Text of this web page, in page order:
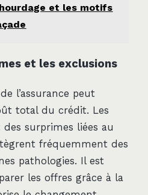
et les motifs
et les exclusions
l’assurance peut
total du crédit. Les
surprimes liées au
fréquemment des
pathologies. Il est
les offres grâce à la